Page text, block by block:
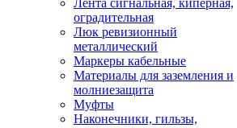
Лента сигнальная, киперная,
оградительная
Люк ревизионный
металлический
Маркеры кабельные
Материалы для заземления и
молниезащита
Муфты
Наконечники, гильзы,